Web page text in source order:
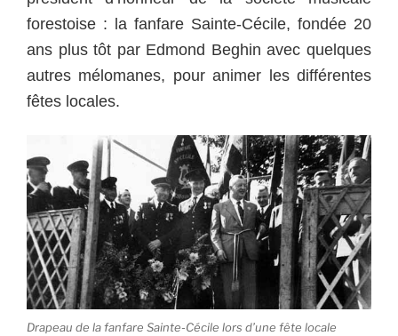
forestoise : la fanfare Sainte-Cécile, fondée 20
ans plus tôt par Edmond Beghin avec quelques
autres mélomanes, pour animer les différentes
fêtes locales.
Drapeau de la fanfare Sainte-Cécile lors d’une fête locale